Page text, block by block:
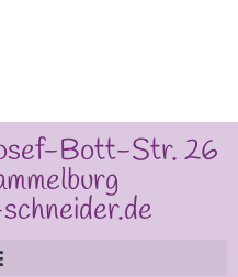
Bott-Str. 26